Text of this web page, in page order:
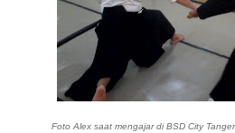
Foto Alex saat mengajar di BSD City